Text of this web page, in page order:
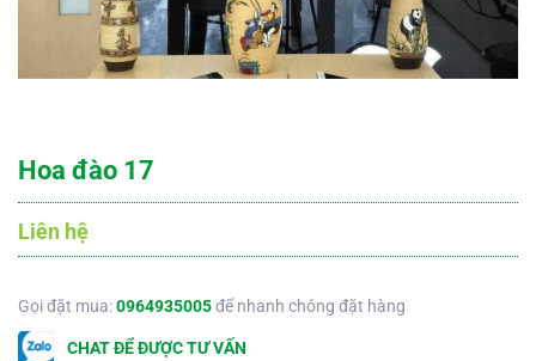
Hoa đào 17
Liên hệ
Gọi đặt mua:0964935005để nhanh chóng đặt hàng
CHAT ĐỂ ĐƯỢC TƯ VẤN